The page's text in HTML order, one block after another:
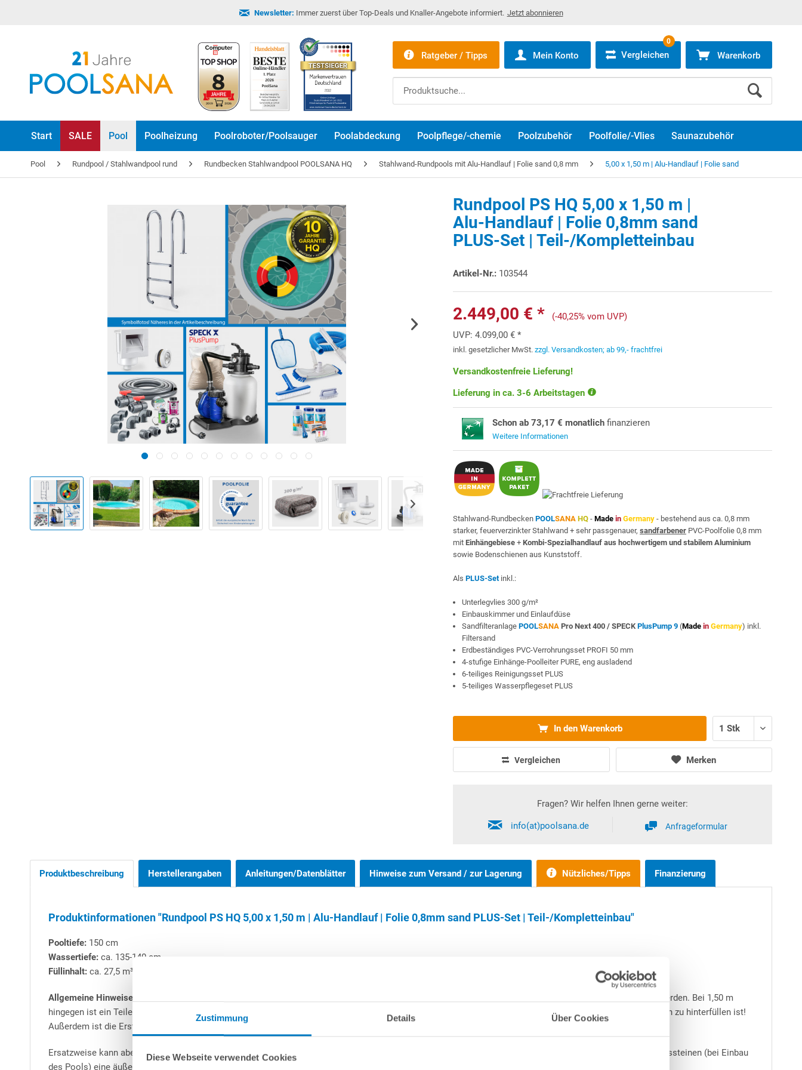
Zustimmung Details Über Cookies
Diese Webseite verwendet Cookies
Newsletter: Immer zuerst über Top-Deals und Knaller-Angebote informiert. Jetzt abonnieren
Ratgeber / Tipps Mein Konto Vergleichen
0
Warenkorb
Start SALE Pool Poolheizung Poolroboter/Poolsauger Poolabdeckung Poolpflege/-chemie Poolzubehör Poolfolie/-Vlies Saunazubehör
Pool Rundpool / Stahlwandpool rund Rundbecken Stahlwandpool POOLSANA HQ Stahlwand-Rundpools mit Alu-Handlauf | Folie sand 0,8 mm 5,00 x 1,50 m | Alu-Handlauf | Folie sand
Rundpool PS HQ 5,00 x 1,50 m |
Alu-Handlauf | Folie 0,8mm sand
PLUS-Set | Teil-/Kompletteinbau
Artikel-Nr.: 103544
2.449,00 € *
(-40,25% vom UVP)
UVP:4.099,00 € *
inkl. gesetzlicher MwSt.zzgl. Versandkosten; ab 99,- frachtfrei
Versandkostenfreie Lieferung!
Lieferung in ca. 3-6 Arbeitstagen
Schon ab 73,17 € monatlich finanzieren
Weitere Informationen
Stahlwand-RundbeckenPOOLSANA HQ -Made in Germany - bestehend aus ca. 0,8 mm
starker, feuerverzinkter Stahlwand + sehr passgenauer,sandfarbener PVC-Poolfolie 0,8 mm
mitEinhängebiese +Kombi-Spezialhandlauf aus hochwertigem und stabilem Aluminium
sowie Bodenschienen aus Kunststoff.
AlsPLUS-Setinkl.:
Unterlegvlies 300 g/m²
Einbauskimmer und Einlaufdüse
SandfilteranlagePOOLSANA Pro Next 400 / SPECK PlusPump 9 (Made in Germany) inkl.
Filtersand
Erdbeständiges PVC-Verrohrungsset PROFI 50 mm
4-stufige Einhänge-Poolleiter PURE, eng ausladend
6-teiliges Reinigungsset PLUS
5-teiliges Wasserpflegeset PLUS
In den Warenkorb
Vergleichen Merken
Fragen? Wir helfen Ihnen gerne weiter:
info(at)poolsana.de Anfrageformular
Produktbeschreibung Finanzierung
Herstellerangaben Anleitungen/Datenblätter Hinweise zum Versand / zur Lagerung Nützliches/Tipps
Produktinformationen "Rundpool PS HQ 5,00 x 1,50 m | Alu-Handlauf | Folie 0,8mm sand PLUS-Set | Teil-/Kompletteinbau"
Pooltiefe: 150 cm
Wassertiefe: ca. 135-140 cm
Füllinhalt: ca. 27,5 m³
Allgemeine Hinweise zu Stahlwand-Rundbecken:
Alle Rundpools 1,20 m und 1,35 m können wahlweise frei aufgestellt oder teilweise bzw. ganz eingebaut werden. Bei 1,50 m
hingegen ist ein Teileinbau (mind. 50 cm) zwingend vonnöten. Bitte beachten Sie, dass der eingelassene Bereich des Schwimmbeckens stets mit Magerbeton zu hinterfüllen ist!
Außerdem ist die Erstellung einer Beton-Bodenplatte - unabhängig von der Poolgröße sowie auch von der Aufstellvariante - immer zu empfehlen.
Ersatzweise kann aber auch das patentierte conZero-System
verwendet werden, das mit seinen aus Hartschaum bestehenden Bodenplatten sowie Schalungssteinen (bei Einbau
des Pools) eine äußerst zeitsparende Alternative zum Beton bietet.